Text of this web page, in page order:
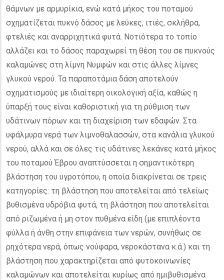
θάμνων με αρμυρίκια, ενώ κατά μήκος του ποταμού
σχηματίζεται πυκνό δάσος με λεύκες, ιτιές, σκλήθρα,
φτελιές και αναρριχητικά φυτά. Νοτιότερα το τοπίο
αλλάζει και το δάσος παραχωρεί τη θέση του σε πυκνούς
καλαμώνες στη λίμνη Νυμφών και στις άλλες λίμνες
γλυκού νερού. Τα παραποτάμια δάση αποτελούν
σχηματισμούς με ιδιαίτερη οικολογική αξία, καθώς η
ύπαρξή τους είναι καθοριστική για τη ρύθμιση των
υδάτινων πόρων και τη διαχείριση των εδαφών. Στα
υφάλμυρα νερά των λιμνοθαλασσών, στα κανάλια γλυκού
νερού, αλλά και σε όλες τις υδάτινες λεκάνες κατά μήκος
του ποταμού Έβρου αναπτύσσεται η σημαντικότερη
βλάστηση του υγροτόπου, η οποία διακρίνεται σε τρεις
κατηγορίες: τη βλάστηση που αποτελείται από τελείως
βυθισμένα υδρόβια φυτά, τη βλάστηση που αποτελείται
από ριζωμένα ή μη στον πυθμένα είδη (με επιπλέοντα
φύλλα ή άνθη στην επιφάνεια των νερών, συνήθως σε
ρηχότερα νερά, όπως νούφαρα, νεροκάστανα κ.ά.) και τη
βλάστηση που χαρακτηρίζεται από φυτοκοινωνίες
καλαμώνων και αποτελείται κυρίως από ημιβυθισμένα